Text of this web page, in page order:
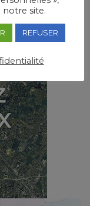
notre site.
REFUSER